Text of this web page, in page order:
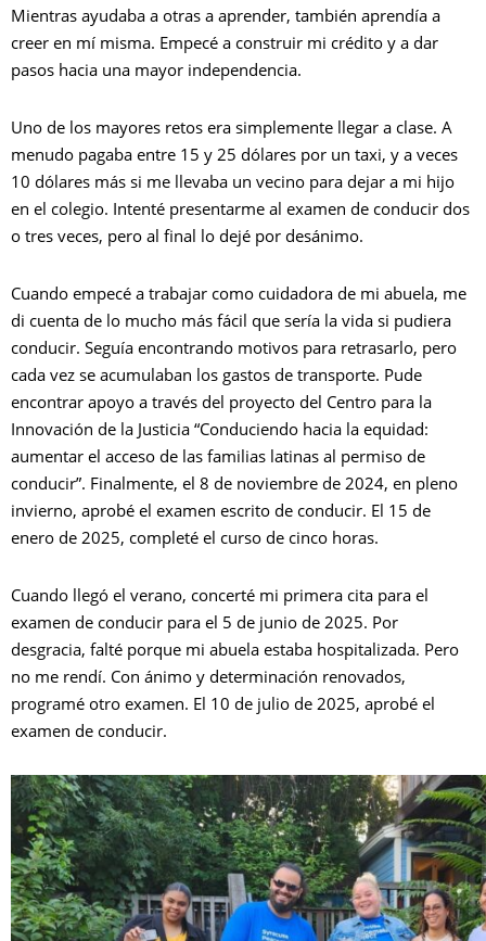
Mientras ayudaba a otras a aprender, también aprendía a
creer en mí misma. Empecé a construir mi crédito y a dar
pasos hacia una mayor independencia.
Uno de los mayores retos era simplemente llegar a clase. A
menudo pagaba entre 15 y 25 dólares por un taxi, y a veces
10 dólares más si me llevaba un vecino para dejar a mi hijo
en el colegio. Intenté presentarme al examen de conducir dos
o tres veces, pero al final lo dejé por desánimo.
Cuando empecé a trabajar como cuidadora de mi abuela, me
di cuenta de lo mucho más fácil que sería la vida si pudiera
conducir. Seguía encontrando motivos para retrasarlo, pero
cada vez se acumulaban los gastos de transporte. Pude
encontrar apoyo a través del proyecto del Centro para la
Innovación de la Justicia “Conduciendo hacia la equidad:
aumentar el acceso de las familias latinas al permiso de
conducir”. Finalmente, el 8 de noviembre de 2024, en pleno
invierno, aprobé el examen escrito de conducir. El 15 de
enero de 2025, completé el curso de cinco horas.
Cuando llegó el verano, concerté mi primera cita para el
examen de conducir para el 5 de junio de 2025. Por
desgracia, falté porque mi abuela estaba hospitalizada. Pero
no me rendí. Con ánimo y determinación renovados,
programé otro examen. El 10 de julio de 2025, aprobé el
examen de conducir.